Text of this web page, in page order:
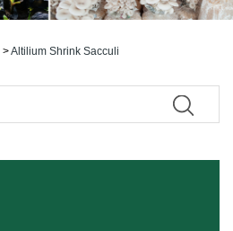
>Altilium Shrink Sacculi